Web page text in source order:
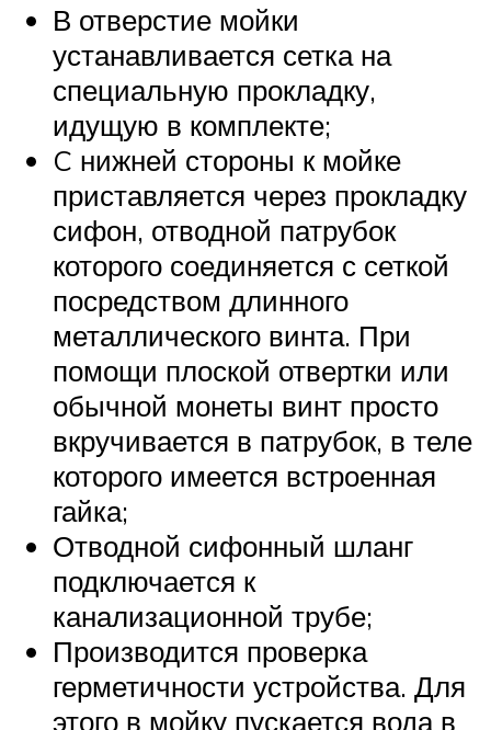
В отверстие мойки
устанавливается сетка на
специальную прокладку,
идущую в комплекте;
C нижней стороны к мойке
приставляется через прокладку
сифон, отводной патрубок
которого соединяется с сеткой
посредством длинного
металлического винта. При
помощи плоской отвертки или
обычной монеты винт просто
вкручивается в патрубок, в теле
которого имеется встроенная
гайка;
Отводной сифонный шланг
подключается к
канализационной трубе;
Производится проверка
герметичности устройства. Для
этого в мойку пускается вода в